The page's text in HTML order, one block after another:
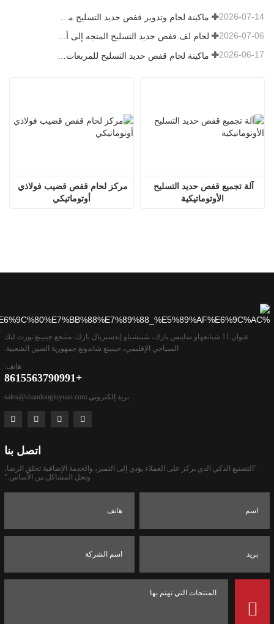
2026-07-14
لحام لف قفص حديد التسليح المتجه إلى أستراليا 2026-07-06
2026-06-17
أوتوماتيكي
الأوتوماتيكية
عنوان:
11 شيانغهاو ساينس بارك، شيتشياو إندستريال بارك، منتجع جينينغ نورث ليك
السياحي الإقليمي، جينينغ شاندونغ جمهورية الصين الشعبية.
هاتف:
+8615563790991
بريد إلكتروني:sales@shandongluyuan.com
اتصل بنا
"التصنيع الذكي الذي يركز على العملاء يؤدي إلى التميز، والخدمة الإضافية تخلق الرضا،
وتحل المشاكل من الأساس."